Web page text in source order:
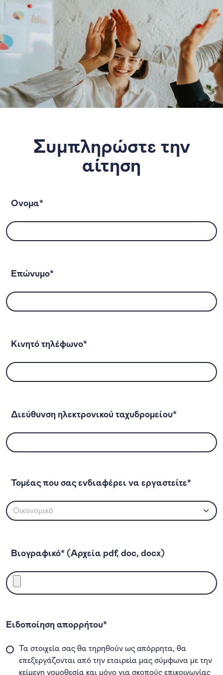
Συμπληρώστε την
αίτηση
Όνομα*
Επώνυμο*
Κινητό τηλέφωνο*
Διεύθυνση ηλεκτρονικού ταχυδρομείου*
Τομέας που σας ενδιαφέρει να εργαστείτε*
Βιογραφικό* (Αρχεία pdf, doc, docx)
Ειδοποίηση απορρήτου*
Τα στοιχεία σας θα τηρηθούν ως απόρρητα, θα
επεξεργάζονται από την εταιρεία μας σύμφωνα με την
κείμενη νομοθεσία και μόνο για σκοπούς επικοινωνίας